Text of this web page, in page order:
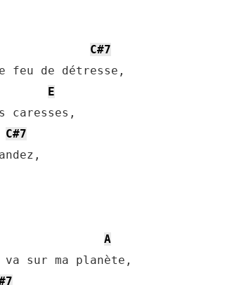
C#7
feu de détresse,
E
caresses,
C#7
A
va sur ma planète,